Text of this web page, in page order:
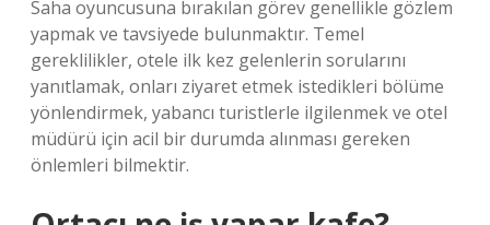
Saha oyuncusuna bırakılan görev genellikle gözlem
yapmak ve tavsiyede bulunmaktır. Temel
gereklilikler, otele ilk kez gelenlerin sorularını
yanıtlamak, onları ziyaret etmek istedikleri bölüme
yönlendirmek, yabancı turistlerle ilgilenmek ve otel
müdürü için acil bir durumda alınması gereken
önlemleri bilmektir.